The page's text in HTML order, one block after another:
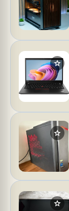
star
star
star